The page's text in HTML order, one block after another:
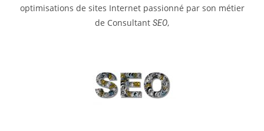
optimisations de sites Internet passionné par son métier
de Consultant SEO,